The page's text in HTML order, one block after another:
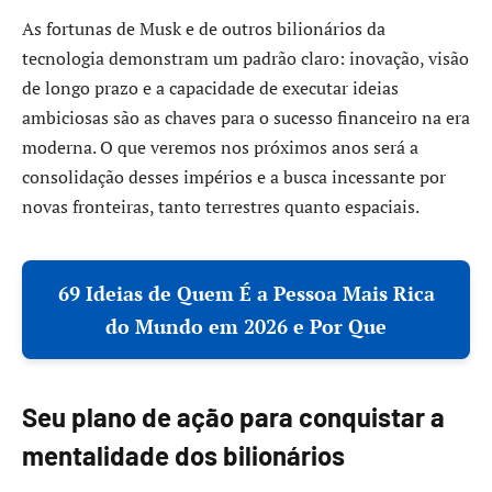
As fortunas de Musk e de outros bilionários da
tecnologia demonstram um padrão claro: inovação, visão
de longo prazo e a capacidade de executar ideias
ambiciosas são as chaves para o sucesso financeiro na era
moderna. O que veremos nos próximos anos será a
consolidação desses impérios e a busca incessante por
novas fronteiras, tanto terrestres quanto espaciais.
69 Ideias de Quem É a Pessoa Mais Rica
do Mundo em 2026 e Por Que
Seu plano de ação para conquistar a
mentalidade dos bilionários